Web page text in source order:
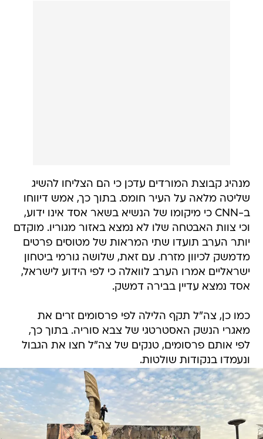
מנהיג קבוצת המורדים עדכן כי הם הצליחו להשיג
שליטה מלאה על העיר חומס. בתוך כך, אמש דיווחו
ב-CNN כי מיקומו של הנשיא בשאר אסד אינו ידוע,
וכי צוות האבטחה שלו לא נמצא באזור מגוריו. מוקדם
יותר הערב תועדו שתי המראות של מטוסים פרטים
מדמשק לכיוון מזרח. עם זאת, שלושה גורמי ביטחון
ישראליים אמרו הערב לוואלה כי לפי הידוע לישראל,
אסד נמצא עדיין בבירה דמשק.
כמו כן, צה"ל תקף הלילה לפי פרסומים זרים את
מאגרי הנשק האסטרטגי של צבא סוריה. בתוך כך,
לפי אותם פרסומים, טנקים של צה"ל חצו את הגבול
ונעמדו בנקודות שולטות.